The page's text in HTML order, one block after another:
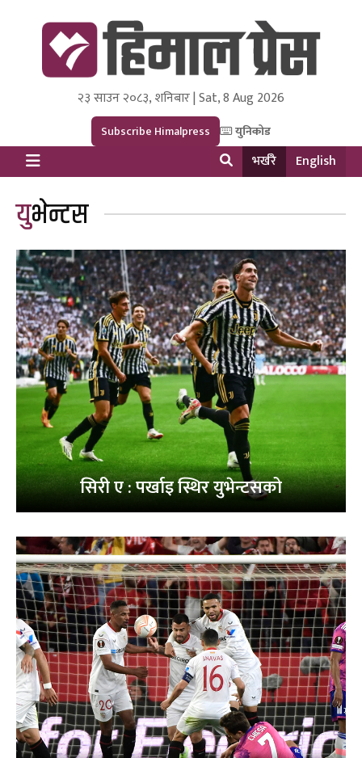
Himal Press
Dot NewsyNepal Media and Research Pvt Ltd.
२३ साउन २०८३, शनिबार | Sat, 8 Aug 2026
Subscribe Himalpress युनिकोड
भर्खरै English
युभेन्टस
सिरी ए : पर्खाइ स्थिर युभेन्टसको